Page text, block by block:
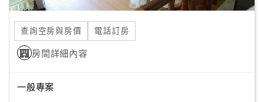
合
作
提
案
查詢空房與房價 電話訂房
房間詳細內容
一般專案